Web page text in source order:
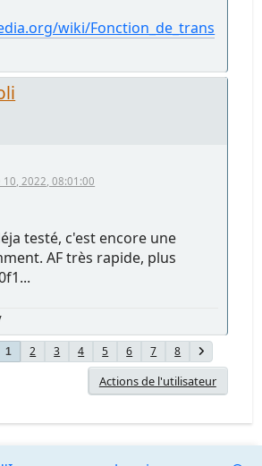
wiki/Fonction_de_trans
2022, 08:01:00
testé, c'est encore une
AF très rapide, plus
1 2 3 4 5 6 7 8
Actions de l'utilisateur